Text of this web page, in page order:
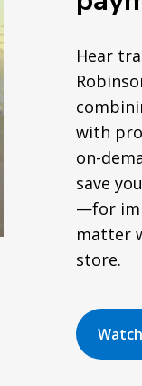
Hear
with
on-
save
—for
matter
store.